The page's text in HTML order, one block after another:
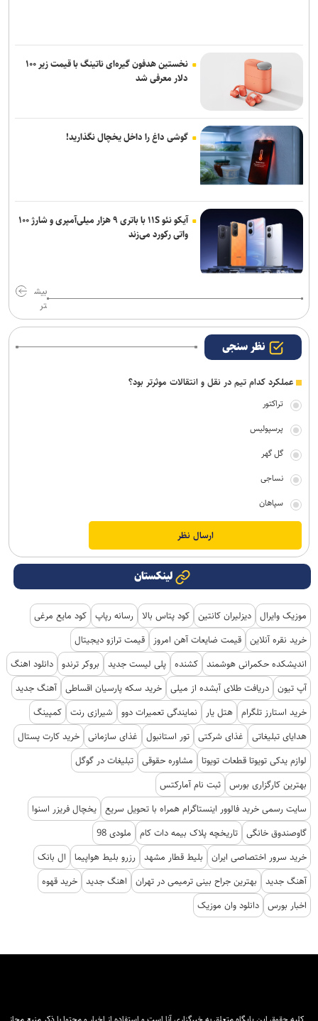
نخستین هدفون گیره‌ای ناتینگ با قیمت زیر ۱۰۰
دلار معرفی شد
گوشی داغ را داخل یخچال نگذارید!
آیکو نئو ۱۱S با باتری ۹ هزار میلی‌آمپری و شارژ ۱۰۰
واتی رکورد می‌زند
بیش
تر
نظر سنجی
عملکرد کدام تیم در نقل و انتقالات موثرتر بود؟
تراکتور
پرسپولیس
گل گهر
نساجی
سپاهان
لینکستان
موزیک وایرال دیزلیران کانتین کود پتاس بالا رسانه رپاپ کود مایع مرغی
خرید نقره آنلاین قیمت ضایعات آهن امروز
قیمت ترازو دیجیتال
اندیشکده حکمرانی هوشمند کشنده پلی لیست جدید بروکر ترندو دانلود اهنگ
آپ تیون دریافت طلای آبشده از میلی خرید سکه پارسیان اقساطی آهنگ جدید
خرید استارز تلگرام هتل یار نمایندگی تعمیرات دوو شیرازی رنت کمپینگ
هدایای تبلیغاتی
غذای شرکتی تور استانبول غذای سازمانی خرید کارت پستال
لوازم یدکی تویوتا قطعات تویوتا
مشاوره حقوقی تبلیغات در گوگل
بهترین کارگزاری بورس ثبت نام آمارکتس
سایت رسمی خرید فالوور اینستاگرام همراه با تحویل سریع یخچال فریزر اسنوا
گاوصندوق خانگی تاریخچه پلاک بیمه دات کام
ملودی 98
خرید سرور اختصاصی ایران
بلیط قطار مشهد رزرو بلیط هواپیما
ال بانک
آهنگ جدید
بهترین جراح بینی ترمیمی در تهران اهنگ جدید خرید قهوه
اخبار بورس دانلود وان موزیک